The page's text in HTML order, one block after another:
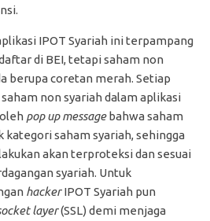
IPOT Syariah ini terpampang
di BEI, tetapi saham non
berupa coretan merah. Setiap
non syariah dalam aplikasi
pop up messagebahwa saham
saham syariah, sehingga
akan terproteksi dan sesuai
syariah. Untuk
hackerIPOT Syariah pun
layer(SSL) demi menjaga